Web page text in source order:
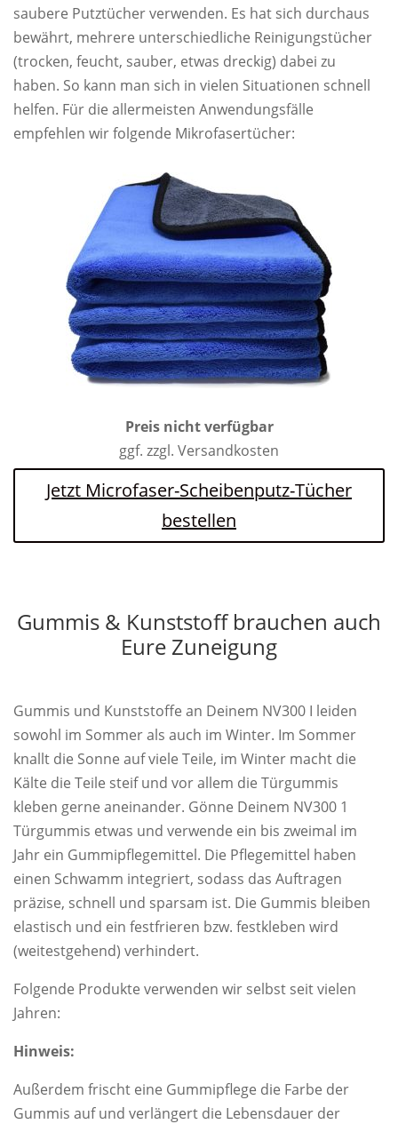
saubere Putztücher verwenden. Es hat sich durchaus
bewährt, mehrere unterschiedliche Reinigungstücher
(trocken, feucht, sauber, etwas dreckig) dabei zu
haben. So kann man sich in vielen Situationen schnell
helfen. Für die allermeisten Anwendungsfälle
empfehlen wir folgende Mikrofasertücher:
Preis nicht verfügbar
ggf. zzgl. Versandkosten
Jetzt Microfaser-Scheibenputz-Tücher
bestellen
Gummis & Kunststoff brauchen auch
Eure Zuneigung
Gummis und Kunststoffe an Deinem NV300 I leiden
sowohl im Sommer als auch im Winter. Im Sommer
knallt die Sonne auf viele Teile, im Winter macht die
Kälte die Teile steif und vor allem die Türgummis
kleben gerne aneinander. Gönne Deinem NV300 1
Türgummis etwas und verwende ein bis zweimal im
Jahr ein Gummipflegemittel. Die Pflegemittel haben
einen Schwamm integriert, sodass das Auftragen
präzise, schnell und sparsam ist. Die Gummis bleiben
elastisch und ein festfrieren bzw. festkleben wird
(weitestgehend) verhindert.
Folgende Produkte verwenden wir selbst seit vielen
Jahren:
Hinweis:
Außerdem frischt eine Gummipflege die Farbe der
Gummis auf und verlängert die Lebensdauer der